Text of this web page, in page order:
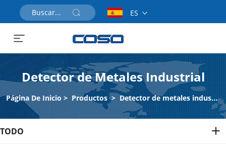
ES
Solicitar Cotización
Detector de Metales Industrial
Página De Inicio > Productos> Detector de metales industrial
TODO